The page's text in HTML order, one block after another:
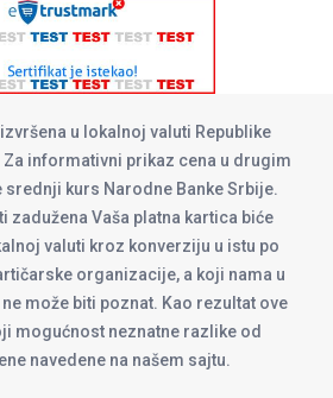
u lokalnoj valuti Republike
Za informativni prikaz cena u drugim
kurs Narodne Banke Srbije.
zadužena Vaša platna kartica biće
valuti kroz konverziju u istu po
organizacije, a koji nama u
može biti poznat. Kao rezultat ove
mogućnost neznatne razlike od
navedene na našem sajtu.